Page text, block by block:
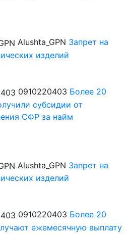
Alushta_GPN Запрет на
изделий
0910220403 Более 20
субсидии от
СФР за найм
Alushta_GPN Запрет на
изделий
0910220403 Более 20
ежемесячную выплату